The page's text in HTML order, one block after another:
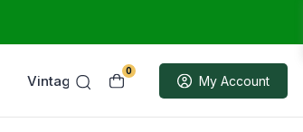
0
My Account
Vintage Sample